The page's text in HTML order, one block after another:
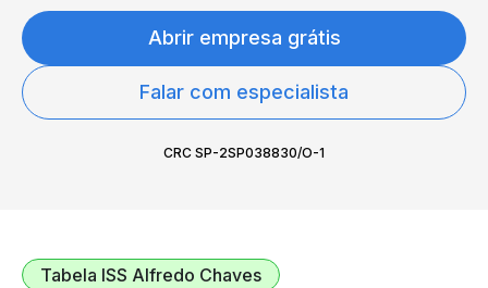
Abrir empresa grátis
Falar com especialista
CRC SP-2SP038830/O-1
Tabela ISS Alfredo Chaves